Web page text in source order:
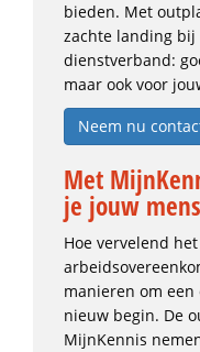
bieden. Met
zachte landing
dienstverband:
maar ook voor
Neem nu
Met
je jouw
Hoe vervelend
manieren om
nieuw begin. De
MijnKennis